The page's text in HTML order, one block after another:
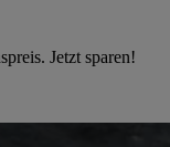
Jetzt sparen!